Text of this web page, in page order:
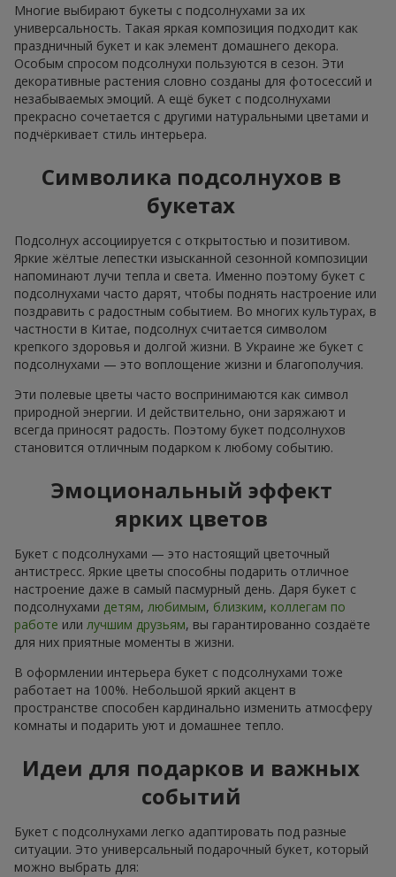
Многие выбирают букеты с подсолнухами за их
универсальность. Такая яркая композиция подходит как
праздничный букет и как элемент домашнего декора.
Особым спросом подсолнухи пользуются в сезон. Эти
декоративные растения словно созданы для фотосессий и
незабываемых эмоций. А ещё букет с подсолнухами
прекрасно сочетается с другими натуральными цветами и
подчёркивает стиль интерьера.
Символика подсолнухов в
букетах
Подсолнух ассоциируется с открытостью и позитивом.
Яркие жёлтые лепестки изысканной сезонной композиции
напоминают лучи тепла и света. Именно поэтому букет с
подсолнухами часто дарят, чтобы поднять настроение или
поздравить с радостным событием. Во многих культурах, в
частности в Китае, подсолнух считается символом
крепкого здоровья и долгой жизни. В Украине же букет с
подсолнухами — это воплощение жизни и благополучия.
Эти полевые цветы часто воспринимаются как символ
природной энергии. И действительно, они заряжают и
всегда приносят радость. Поэтому букет подсолнухов
становится отличным подарком к любому событию.
Эмоциональный эффект
ярких цветов
Букет с подсолнухами — это настоящий цветочный
антистресс. Яркие цветы способны подарить отличное
настроение даже в самый пасмурный день. Даря букет с
подсолнухами детям, любимым, близким, коллегам по
работе или лучшим друзьям, вы гарантированно создаёте
для них приятные моменты в жизни.
В оформлении интерьера букет с подсолнухами тоже
работает на 100%. Небольшой яркий акцент в
пространстве способен кардинально изменить атмосферу
комнаты и подарить уют и домашнее тепло.
Идеи для подарков и важных
событий
Букет с подсолнухами легко адаптировать под разные
ситуации. Это универсальный подарочный букет, который
можно выбрать для: